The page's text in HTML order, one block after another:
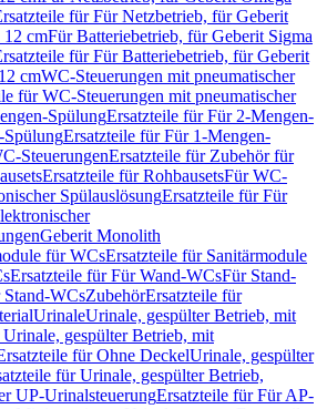
für Für Netzbetrieb, für Geberit
12 cmFür Batteriebetrieb, für Geberit Sigma
für Für Batteriebetrieb, für Geberit
cmWC-Steuerungen mit pneumatischer
für WC-Steuerungen mit pneumatischer
SpülungErsatzteile für Für 2-Mengen-
SpülungErsatzteile für Für 1-Mengen-
SteuerungenErsatzteile für Zubehör für
Ersatzteile für RohbausetsFür WC-
SpülauslösungErsatzteile für Für
Geberit Monolith
für WCsErsatzteile für Sanitärmodule
Ersatzteile für Für Wand-WCsFür Stand-
WCsZubehörErsatzteile für
UrinaleUrinale, gespülter Betrieb, mit
gespülter Betrieb, mit
für Ohne DeckelUrinale, gespülter
für Urinale, gespülter Betrieb,
UP-UrinalsteuerungErsatzteile für Für AP-